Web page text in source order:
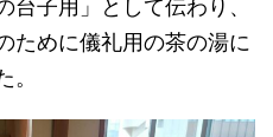
台子用」として伝わり、
ために儀礼用の茶の湯に